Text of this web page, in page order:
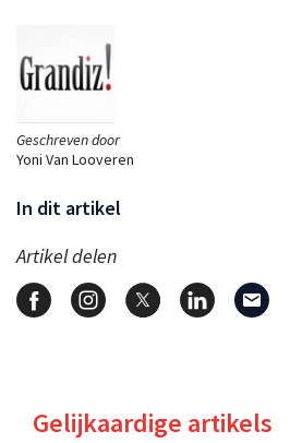
Geschreven door
Yoni Van Looveren
In dit artikel
Artikel delen
Gelijkaardige artikels